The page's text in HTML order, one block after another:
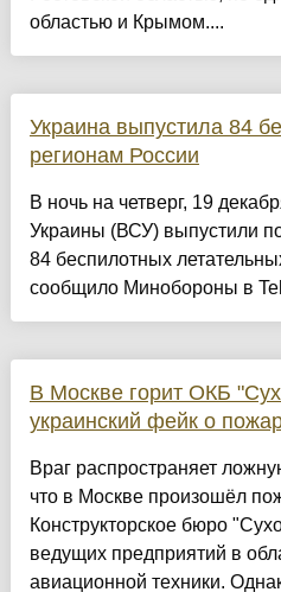
областью и Крымом....
Украина выпустила 84
регионам России
В ночь на четверг, 19
Украины (ВСУ) выпустили
84 беспилотных
сообщило Минобороны в
В Москве горит ОКБ
украинский фейк о
Враг распространяет
что в Москве произошёл
Конструкторское бюро
ведущих предприятий в
авиационной техники.